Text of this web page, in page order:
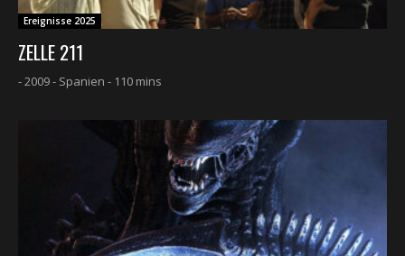
Ereignisse 2025
ZELLE 211
- 2009 - Spanien - 110 mins